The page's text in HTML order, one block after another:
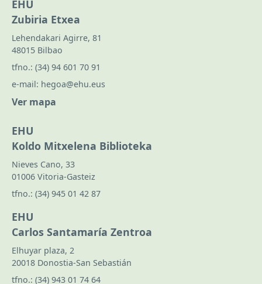
EHU
Zubiria Etxea
Lehendakari Agirre, 81
48015 Bilbao
tfno.: (34) 94 601 70 91
e-mail: hegoa@ehu.eus
Ver mapa
EHU
Koldo Mitxelena Biblioteka
Nieves Cano, 33
01006 Vitoria-Gasteiz
tfno.: (34) 945 01 42 87
EHU
Carlos Santamaría Zentroa
Elhuyar plaza, 2
20018 Donostia-San Sebastián
tfno.: (34) 943 01 74 64